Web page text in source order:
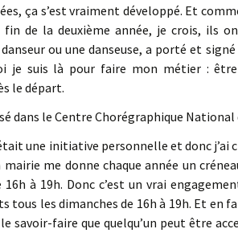
ça s’est vraiment développé. Et
fin de la deuxième année, je crois, ils
ou une danseuse, a porté et
je suis là pour faire mon métier :
le départ.
dans le Centre Chorégraphique National
une initiative personnelle et donc
mairie me donne chaque année un
16h à 19h. Donc c’est un vrai
tous les dimanches de 16h à 19h. Et en
savoir-faire que quelqu’un peut être